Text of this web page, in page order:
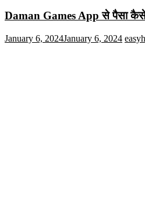
Daman Games App से पैसा
January 6, 2024January 6, 2024